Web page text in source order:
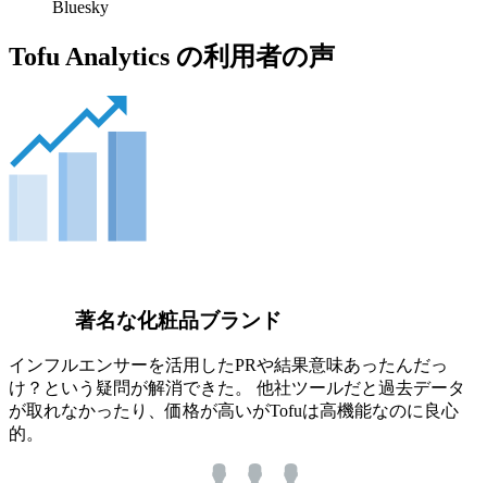
Bluesky
Tofu Analytics の利用者の声
著名な化粧品ブランド
インフルエンサーを活用したPRや結果意味あったんだっ
け？という疑問が解消できた。 他社ツールだと過去データ
が取れなかったり、価格が高いがTofuは高機能なのに良心
的。